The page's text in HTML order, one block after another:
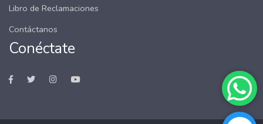
Libro de Reclamaciones
Contáctanos
Conéctate